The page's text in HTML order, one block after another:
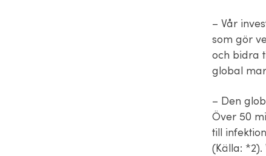
– Vår
som gör
och bidra
global
– Den
Över 50
till
(Källa: